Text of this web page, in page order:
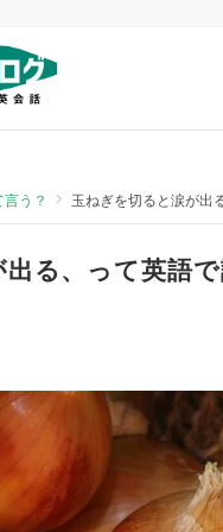
う？ 玉ねぎを切ると涙が出
る、って英語